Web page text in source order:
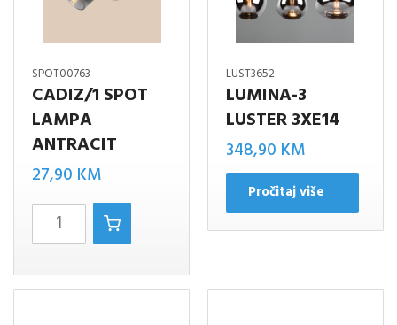
SPOT00763
CADIZ/1 SPOT
LAMPA
ANTRACIT
27,90 KM
CADIZ/1
SPOT
LAMPA
ANTRACIT
LUST3652
LUMINA-3
LUSTER 3XE14
348,90 KM
Pročitaj više